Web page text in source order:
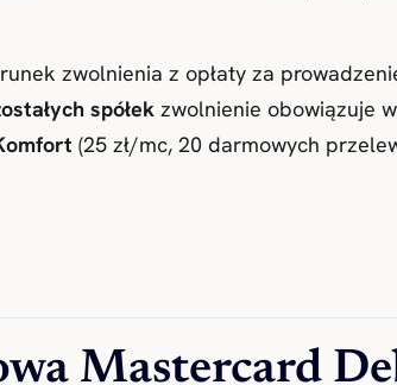
zwolnienia z opłaty za
spółek zwolnienie obowiązuje
(25 zł/mc, 20 darmowych
Mastercard